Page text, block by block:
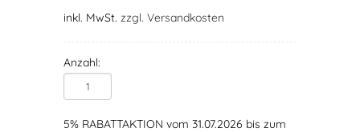
inkl. MwSt. zzgl. Versandkosten
Anzahl:
5% RABATTAKTION vom 31.07.2026 bis zum